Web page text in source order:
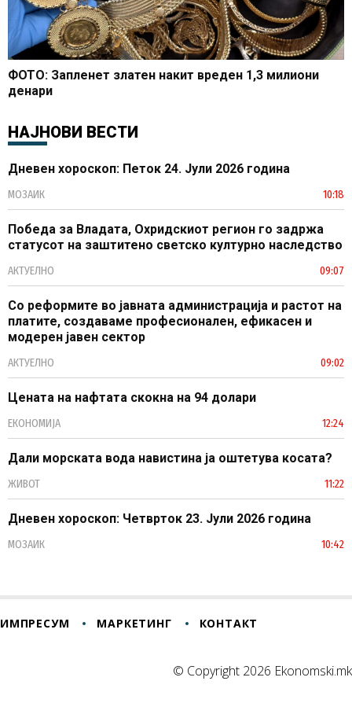
ФОТО: Запленет златен накит вреден 1,3 милиони
денари
НАЈНОВИ ВЕСТИ
Дневен хороскоп: Петок 24. Јули 2026 година
МОЗАИК 10:18
Победа за Владата, Охридскиот регион го задржа
статусот на заштитено светско културно наследство
АКТУЕЛНО 09:07
Со реформите во јавната администрација и растот на
платите, создаваме професионален, ефикасен и
модерен јавен сектор
АКТУЕЛНО 09:02
Цената на нафтата скокна на 94 долари
ЕКОНОМИЈА 12:24
Дали морската вода навистина ја оштетува косата?
ЖИВОТ 11:22
Дневен хороскоп: Четврток 23. Јули 2026 година
МОЗАИК 10:42
ИМПРЕСУМ МАРКЕТИНГ КОНТАКТ
© Copyright 2026 Ekonomski.mk